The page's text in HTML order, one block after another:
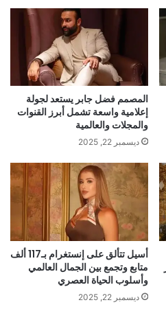
المصمم فضل جابر يستعد لجولة
إعلامية واسعة تشمل أبرز القنوات
والمجلات والعالمية
ديسمبر 22, 2025
أسيل تتألق على إنستغرام بـ117 ألف
متابع وتجمع بين الجمال العالمي
وأسلوب الحياة العصري
ديسمبر 22, 2025